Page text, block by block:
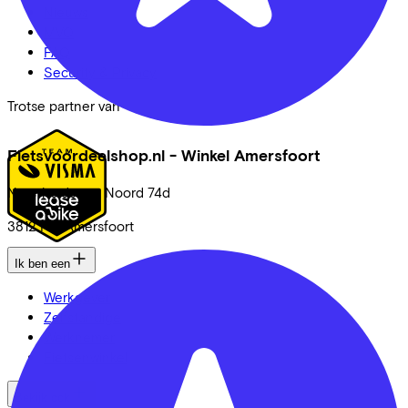
Fietsvoordeelshop.nl - Winkel Amersfoort
Nijverheidsweg Noord 74d
3812 PM Amersfoort
FAQ
Security & Privacy
Trotse partner van
Ik ben een
Werkgever
Zelfstandige
Werknemer